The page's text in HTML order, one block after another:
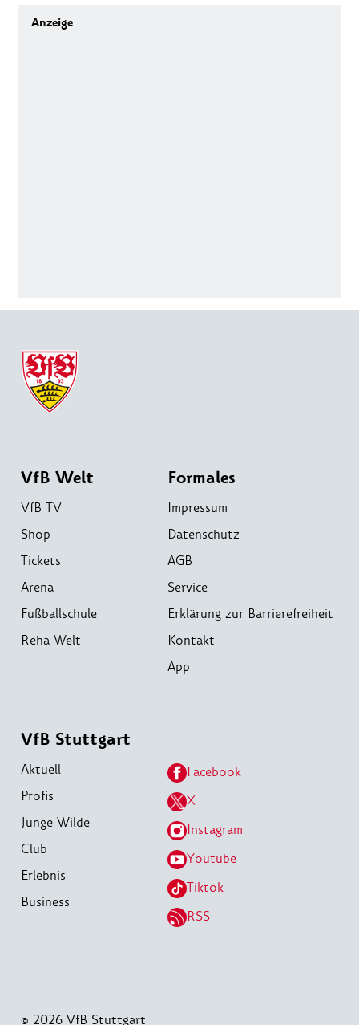
VfB Welt
VfB TV
Shop
Tickets
Arena
Fußballschule
Reha-Welt
Formales
Impressum
Datenschutz
AGB
Service
Erklärung zur Barrierefreiheit
Kontakt
App
VfB Stuttgart
Aktuell
Profis
Junge Wilde
Club
Erlebnis
Business
Facebook
X
Instagram
Youtube
Tiktok
RSS
© 2026 VfB Stuttgart